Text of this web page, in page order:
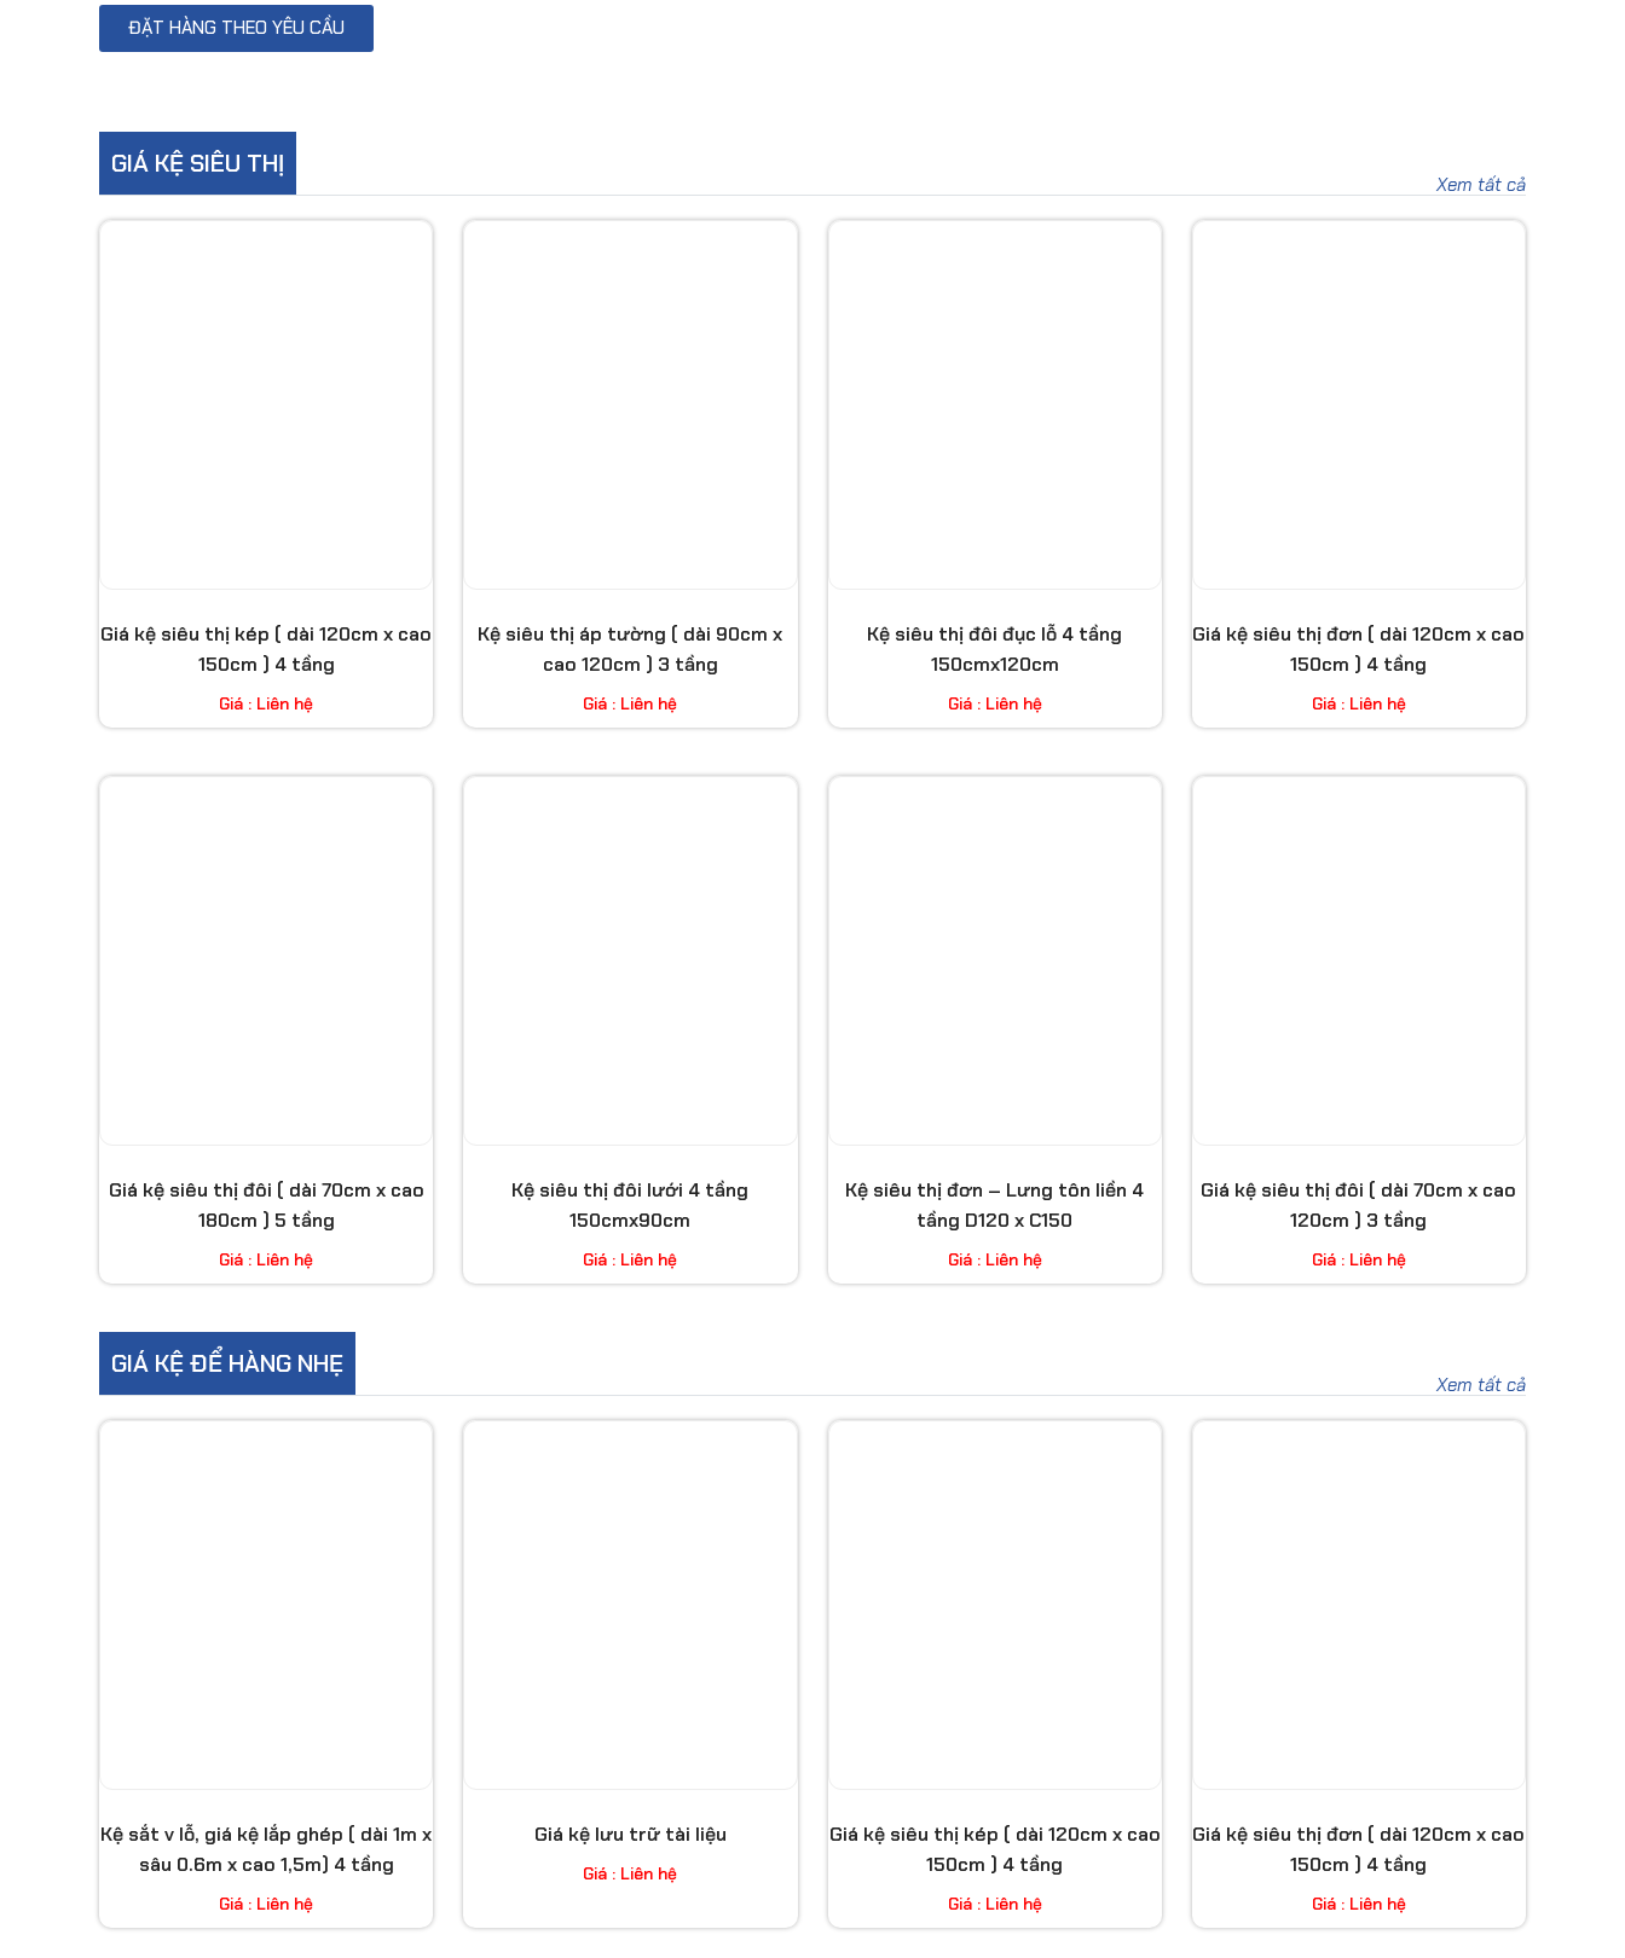
ĐẶT HÀNG THEO YÊU CẦU
GIÁ KỆ SIÊU THỊ
Xem tất cả
Giá kệ siêu thị kép ( dài 120cm x cao
150cm ) 4 tầng
Giá : Liên hệ
Kệ siêu thị áp tường ( dài 90cm x
cao 120cm ) 3 tầng
Giá : Liên hệ
Kệ siêu thị đôi đục lỗ 4 tầng
150cmx120cm
Giá : Liên hệ
Giá kệ siêu thị đơn ( dài 120cm x cao
150cm ) 4 tầng
Giá : Liên hệ
Giá kệ siêu thị đôi ( dài 70cm x cao
180cm ) 5 tầng
Giá : Liên hệ
Kệ siêu thị đôi lưới 4 tầng
150cmx90cm
Giá : Liên hệ
Kệ siêu thị đơn – Lưng tôn liền 4
tầng D120 x C150
Giá : Liên hệ
Giá kệ siêu thị đôi ( dài 70cm x cao
120cm ) 3 tầng
Giá : Liên hệ
GIÁ KỆ ĐỂ HÀNG NHẸ
Xem tất cả
Kệ sắt v lỗ, giá kệ lắp ghép ( dài 1m x
sâu 0.6m x cao 1,5m) 4 tầng
Giá : Liên hệ
Giá kệ lưu trữ tài liệu
Giá : Liên hệ
Giá kệ siêu thị kép ( dài 120cm x cao
150cm ) 4 tầng
Giá : Liên hệ
Giá kệ siêu thị đơn ( dài 120cm x cao
150cm ) 4 tầng
Giá : Liên hệ